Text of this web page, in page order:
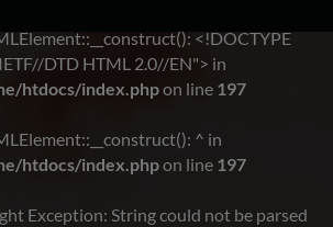
<!DOCTYPE
DTD HTML 2.0//EN"> in
htdocs/index.phpon line 197
^ in
htdocs/index.phpon line 197
Exception: String could not be parsed